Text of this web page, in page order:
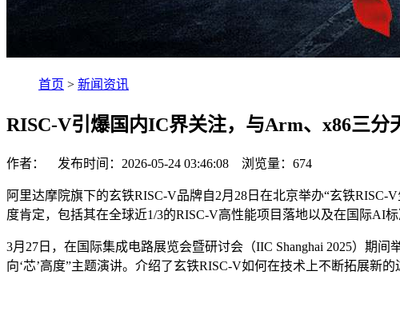
首页 > 新闻资讯
RISC-V引爆国内IC界关注，与Arm、x86三分
作者： 发布时间：2026-05-24 03:46:08 浏览量： 674
阿里达摩院旗下的玄铁RISC-V品牌自2月28日在北京举办“玄铁
度肯定，包括其在全球近1/3的RISC-V高性能项目落地以及在国际AI标
3月27日，在国际集成电路展览会暨研讨会（IIC Shanghai 2025）期
向‘芯’高度”主题演讲。介绍了玄铁RISC-V如何在技术上不断拓展新